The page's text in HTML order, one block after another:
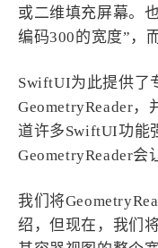
或二维填充屏幕。
编码300的宽度”，
SwiftUI为此提供了
GeometryReader，
道许多SwiftUI功能
GeometryReader会
我们将
绍，但现在，我们